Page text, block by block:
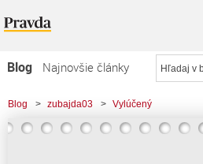
Blog
Najnovšie články
Najčítanejšie články
Najkomentovanejšie články
Blog > zubajda03 > Vylúčený